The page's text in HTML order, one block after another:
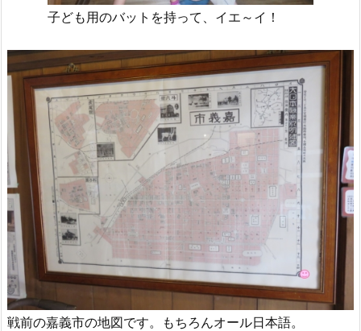
子ども用のバットを持って、イエ～イ！
戦前の嘉義市の地図です。もちろんオール日本語。